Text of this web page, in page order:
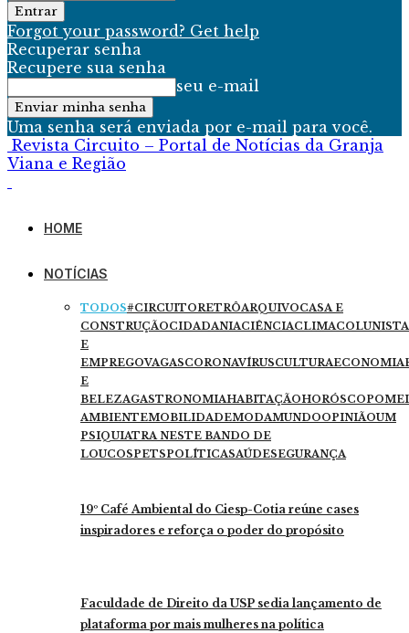
Forgot your password? Get help
Recuperar senha
Recupere sua senha
seu e-mail
Uma senha será enviada por e-mail para você.
Revista Circuito – Portal de Notícias da Granja
Viana e Região
HOME
NOTÍCIAS
TODOS#CIRCUITORETRÔARQUIVOCASA E
CONSTRUÇÃOCIDADANIACIÊNCIACLIMA
E
EMPREGOVAGASCORONAVÍRUSCULTURAECONOMIA
E
BELEZAGASTRONOMIAHABITAÇÃOHORÓSCOPO
AMBIENTEMOBILIDADEMODAMUNDOOPINIÃOUM
PSIQUIATRA NESTE BANDO DE
LOUCOSPETSPOLÍTICASAÚDESEGURANÇA
19º Café Ambiental do Ciesp-Cotia reúne cases
inspiradores e reforça o poder do propósito
Faculdade de Direito da USP sedia lançamento de
plataforma por mais mulheres na política